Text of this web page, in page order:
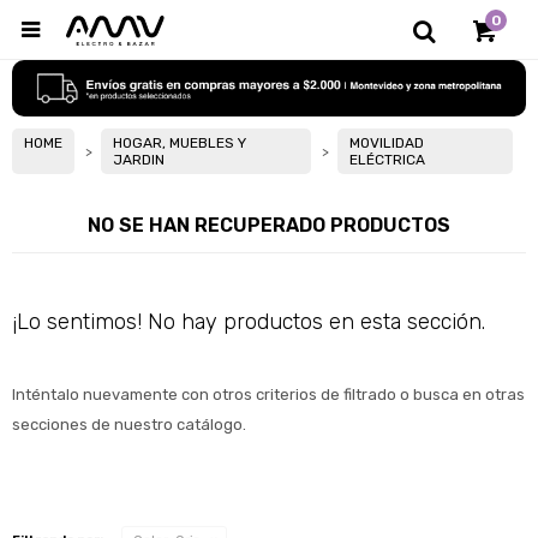
0

HOME
HOGAR, MUEBLES Y
JARDIN
MOVILIDAD
ELÉCTRICA
NO SE HAN RECUPERADO PRODUCTOS
¡Lo sentimos! No hay productos en esta sección.
Inténtalo nuevamente con otros criterios de filtrado o busca en otras
secciones de nuestro catálogo.